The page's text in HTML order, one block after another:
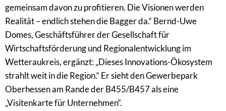
gemeinsam davon zu profitieren. Die Visionen werden
Realität – endlich stehen die Bagger da.“ Bernd-Uwe
Domes, Geschäftsführer der Gesellschaft für
Wirtschaftsförderung und Regionalentwicklung im
Wetteraukreis, ergänzt: „Dieses Innovations-Ökosystem
strahlt weit in die Region.“ Er sieht den Gewerbepark
Oberhessen am Rande der B455/B457 als eine
„Visitenkarte für Unternehmen“.